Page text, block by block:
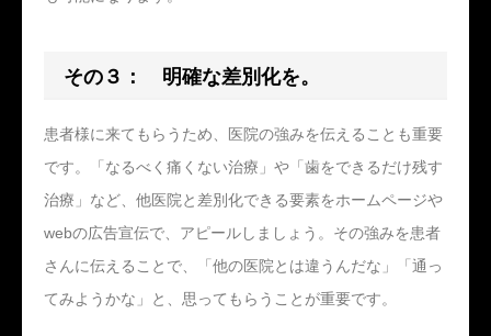
その３： 明確な差別化を。
患者様に来てもらうため、医院の強みを伝えることも重要
です。「なるべく痛くない治療」や「歯をできるだけ残す
治療」など、他医院と差別化できる要素をホームページや
webの広告宣伝で、アピールしましょう。その強みを患者
さんに伝えることで、「他の医院とは違うんだな」「通っ
てみようかな」と、思ってもらうことが重要です。